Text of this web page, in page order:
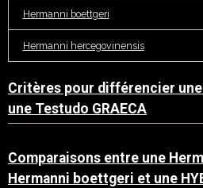
Hermanni boettgeri
Hermanni hercegovinensis
Critères pour différencier une
une Testudo GRAECA
Comparaisons entre une
Hermanni boettgeri et une